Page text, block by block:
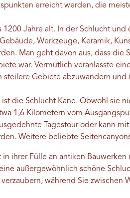
erreicht werden, die
Jahre alt. In der Schlucht
Werkzeuge, Keramik,
Man geht davon aus, dass
war. Vermutlich veranlasste
Gebiete abzuwandern und
die Schlucht Kane. Obwohl sie
1,6 Kilometern vom
Tagestour oder kann
Weitere beliebte
ihrer Fülle an antiken
außergewöhnlich schöne
während Sie zwischen